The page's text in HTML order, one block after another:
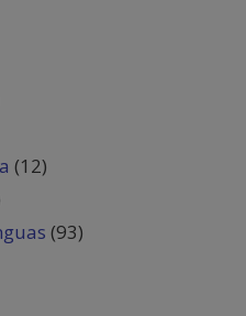
(12)
(93)